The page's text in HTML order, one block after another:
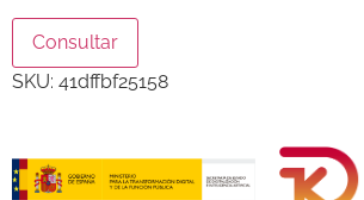
Consultar
SKU: 41dffbf25158